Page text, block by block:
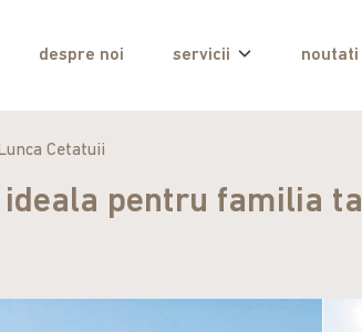
despre noi servicii noutati
Cetatuii
pentru familia ta